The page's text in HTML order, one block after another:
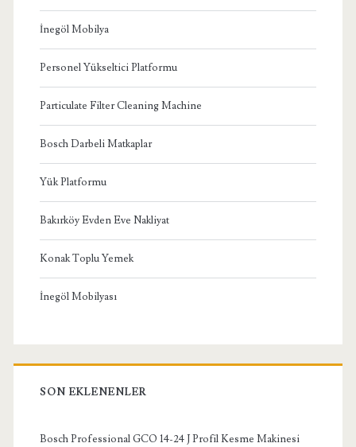
İnegöl Mobilya
Personel Yükseltici Platformu
Particulate Filter Cleaning Machine
Bosch Darbeli Matkaplar
Yük Platformu
Bakırköy Evden Eve Nakliyat
Konak Toplu Yemek
İnegöl Mobilyası
SON EKLENENLER
Bosch Professional GCO 14-24 J Profil Kesme Makinesi